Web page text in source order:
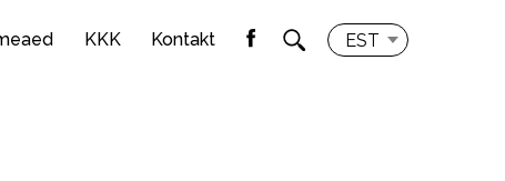
KKK Kontakt EST